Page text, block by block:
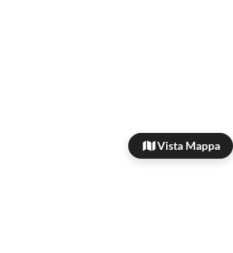
Vista Mappa